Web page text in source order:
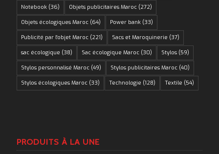
Notebook(36) Objets publicitaires Maroc(272)
Objets écologiques Maroc(64) Power bank(33)
Publicité par l'objet Maroc(221) Sacs et Maroquinerie (37)
sac écologique (38) Sac écologique Maroc(30) Stylos(59)
Stylos personnalisé Maroc(49) Stylos publicitaires Maroc(40)
Stylos écologiques Maroc(33) Technologie (128) Textile (54)
PRODUITS À LA UNE